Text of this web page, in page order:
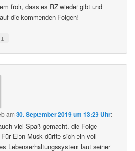
froh, dass es RZ wieder gibt und
die kommenden Folgen!
↓
am30. September 2019 um 13:29 Uhr:
viel Spaß gemacht, die Folge
Elon Musk dürfte sich ein voll
Lebenserhaltungssystem laut seiner